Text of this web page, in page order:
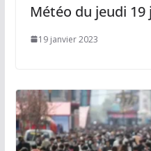
Météo du jeudi 19
19 janvier 2023